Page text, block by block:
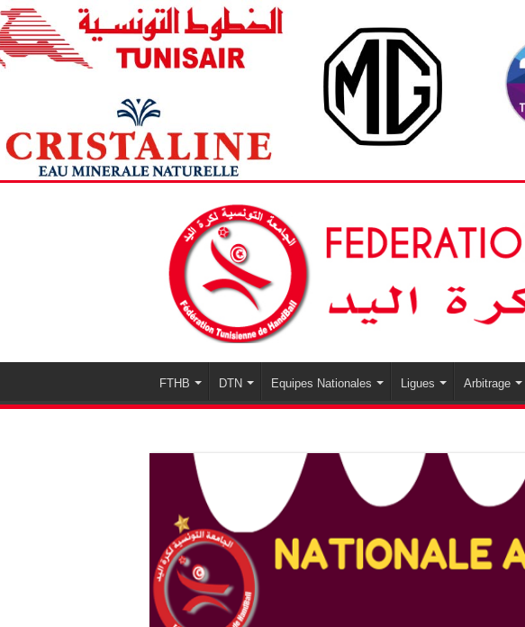
FTHB DTN Equipes Nationales Ligues Arbitrage